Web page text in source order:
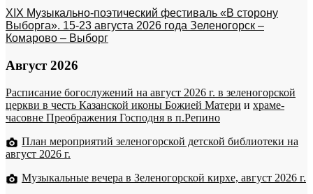
XIX Музыкально-поэтический фестиваль «В сторону
Выборга». 15-23 августа 2026 года Зеленогорск –
Комарово – Выборг
Август 2026
Расписание богослужений на август 2026 г. в зеленогорской
церкви в честь Казанской иконы Божией Матери и храме-
часовне Преображения Господня в п.Репино
План мероприятий зеленогорской детской библиотеки на
август 2026 г.
Музыкальные вечера в Зеленогорской кирхе, август 2026 г.